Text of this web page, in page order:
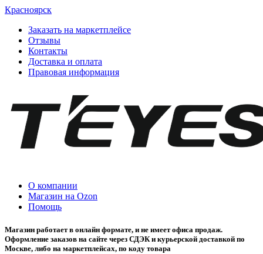
Красноярск
Заказать на маркетплейсе
Отзывы
Контакты
Доставка и оплата
Правовая информация
О компании
Магазин на Ozon
Помощь
Магазин работает в онлайн формате, и не имеет офиса продаж.
Оформление заказов на сайте через СДЭК и курьерской доставкой по
Москве, либо на маркетплейсах, по коду товара